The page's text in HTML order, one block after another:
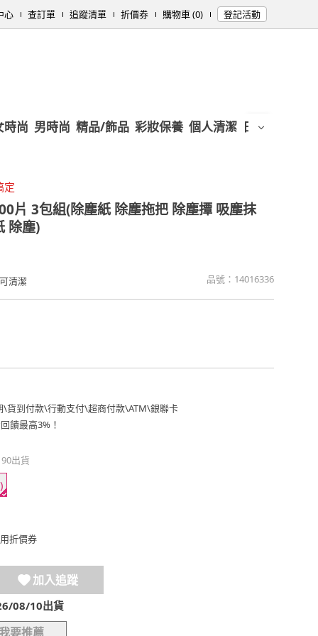
心 查訂單 追蹤清單 折價券 購物車 (0) 登記活動
時尚 男時尚 精品/飾品 彩妝保養 個人清潔 日用/紙品
定
片 3包組(除塵紙 除塵拖把 除塵撢 吸塵抹
除塵)
清潔 品號： 14016336
\貨到付款\行動支付\超商付款\ATM\銀聯卡
饋最高3%！
出貨
折價券
加入追蹤
08/10出貨
要推薦